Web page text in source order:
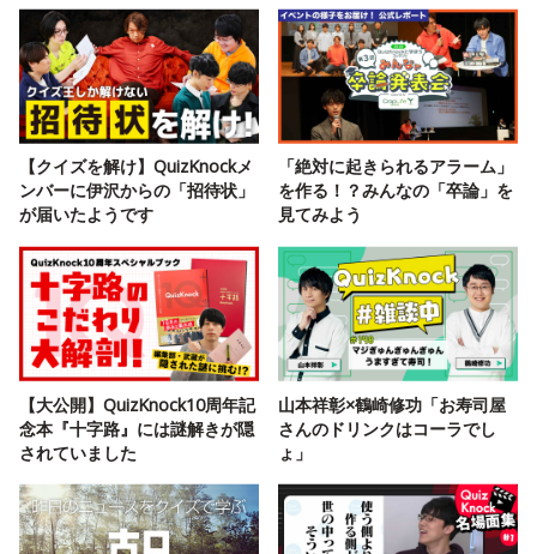
【クイズを解け】QuizKnockメ
ンバーに伊沢からの「招待状」
が届いたようです
「絶対に起きられるアラーム」
を作る！？みんなの「卒論」を
見てみよう
【大公開】QuizKnock10周年記
念本『十字路』には謎解きが隠
されていました
山本祥彰×鶴崎修功「お寿司屋
さんのドリンクはコーラでし
ょ」